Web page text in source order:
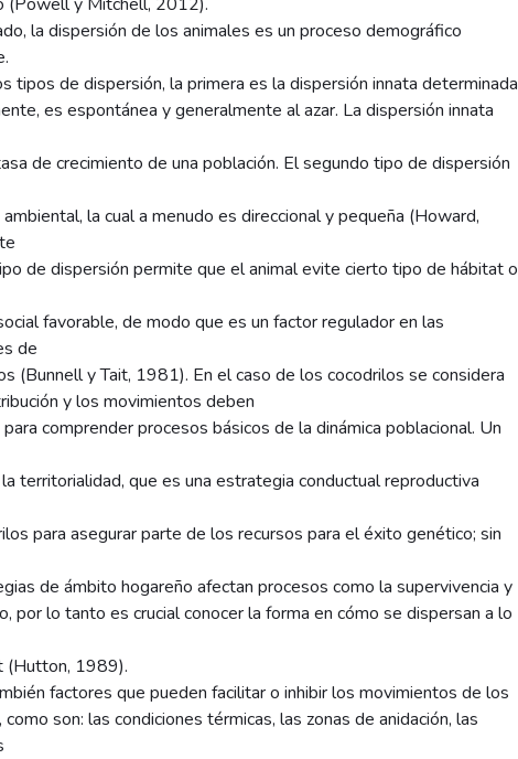
la dispersión de los animales es un proceso demográfico
tipos de dispersión, la primera es la dispersión innata determinada
es espontánea y generalmente al azar. La dispersión innata
de crecimiento de una población. El segundo tipo de dispersión
la cual a menudo es direccional y pequeña (Howard,
de dispersión permite que el animal evite cierto tipo de hábitat o
favorable, de modo que es un factor regulador en las
de
(Bunnell y Tait, 1981). En el caso de los cocodrilos se considera
y los movimientos deben
comprender procesos básicos de la dinámica poblacional. Un
territorialidad, que es una estrategia conductual reproductiva
para asegurar parte de los recursos para el éxito genético; sin
de ámbito hogareño afectan procesos como la supervivencia y
por lo tanto es crucial conocer la forma en cómo se dispersan a lo
(Hutton, 1989).
factores que pueden facilitar o inhibir los movimientos de los
son: las condiciones térmicas, las zonas de anidación, las